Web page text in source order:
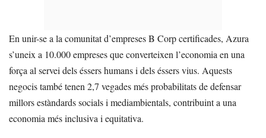
En unir-se a la comunitat d’empreses B Corp certificades, Azura
s’uneix a 10.000 empreses que converteixen l’economia en una
força al servei dels éssers humans i dels éssers vius. Aquests
negocis també tenen 2,7 vegades més probabilitats de defensar
millors estàndards socials i mediambientals, contribuint a una
economia més inclusiva i equitativa.